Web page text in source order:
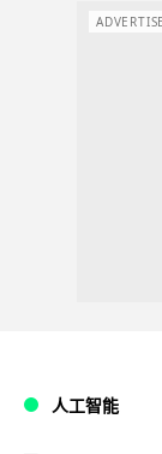
人工智能